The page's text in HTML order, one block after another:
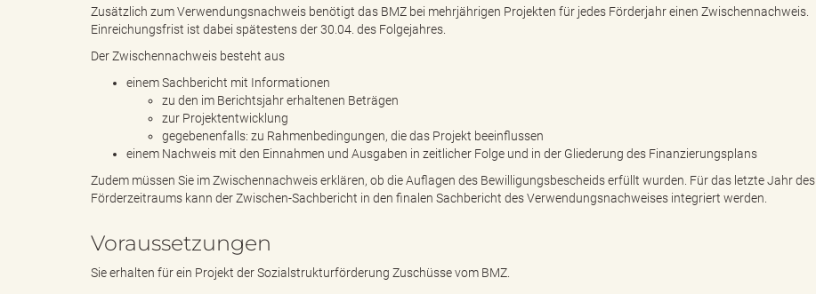
s
Zusätzlich zum Verwendungsnachweis benötigt das BMZ bei mehrjährigen Projekten für jedes Förderjahr einen Zwischennachweis.
Einreichungsfrist ist dabei spätestens der 30.04. des Folgejahres.
Der Zwischennachweis besteht aus
einem Sachbericht mit Informationen
zu den im Berichtsjahr erhaltenen Beträgen
zur Projektentwicklung
gegebenenfalls: zu Rahmenbedingungen, die das Projekt beeinflussen
einem Nachweis mit den Einnahmen und Ausgaben in zeitlicher Folge und in der Gliederung des Finanzierungsplans
Zudem müssen Sie im Zwischennachweis erklären, ob die Auflagen des Bewilligungsbescheids erfüllt wurden. Für das letzte Jahr des
Förderzeitraums kann der Zwischen-Sachbericht in den finalen Sachbericht des Verwendungsnachweises integriert werden.
Voraussetzungen
Sie erhalten für ein Projekt der Sozialstrukturförderung Zuschüsse vom BMZ.